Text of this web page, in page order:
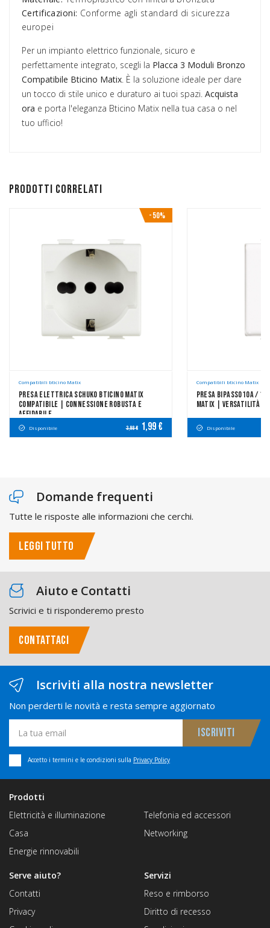
Certificazioni: Conforme agli standard di sicurezza
europei
Per un impianto elettrico funzionale, sicuro e
perfettamente integrato, scegli la Placca 3 Moduli Bronzo
Compatibile Bticino Matix. È la soluzione ideale per dare
un tocco di stile unico e duraturo ai tuoi spazi. Acquista
ora e porta l'eleganza Bticino Matix nella tua casa o nel
tuo ufficio!
Prodotti correlati
Compatibili bticino Matix
Presa Elettrica Schuko Bticino Matix
Compatibile | Connessione Robusta E
Affidabile
Disponibile 3,98 €
-50%
1,99 €
Compatibili bticino Matix
Presa Bipasso10A /
Matix | Versatilità Di
Disponibile
Domande frequenti
Tutte le risposte alle informazioni che cerchi.
LEGGI TUTTO
Aiuto e Contatti
Scrivici e ti risponderemo presto
CONTATTACI
Iscriviti alla nostra newsletter
Non perderti le novità e resta sempre aggiornato
Accetto i termini e le condizioni sulla Privacy Policy
Prodotti
Elettricità e illuminazione
Casa
Energie rinnovabili
Telefonia ed accessori
Networking
Servizi
Reso e rimborso
Diritto di recesso
Serve aiuto?
Contatti
Privacy